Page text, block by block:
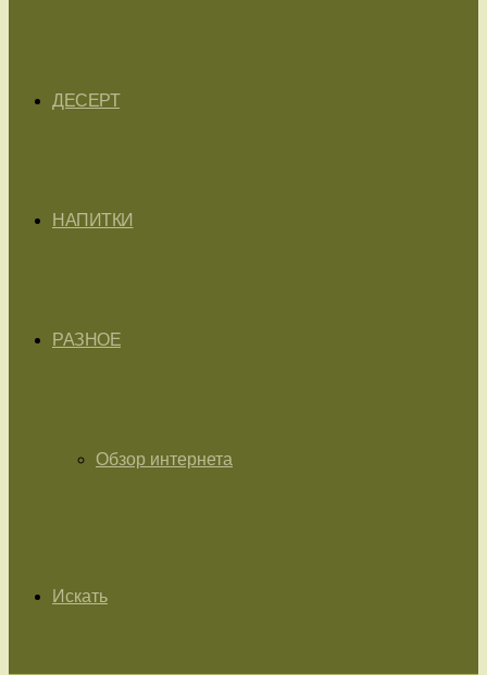
ДЕСЕРТ
НАПИТКИ
РАЗНОЕ
Обзор интернета
Искать